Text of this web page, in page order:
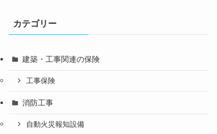
カテゴリー
建築・工事関連の保険
工事保険
消防工事
自動火災報知設備